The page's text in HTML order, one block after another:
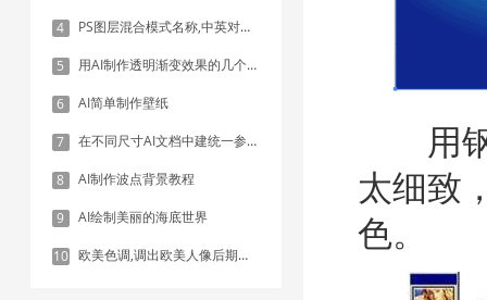
4 PS图层混合模式名称,中英对照表
5 用AI制作透明渐变效果的几个方法
6 AI简单制作壁纸
7 在不同尺寸AI文档中建统一参考线 - 方法1：对齐和分布
8 AI制作波点背景教程
9 AI绘制美丽的海底世界
10 欧美色调,调出欧美人像后期色调实例
用钢
太细致
色。